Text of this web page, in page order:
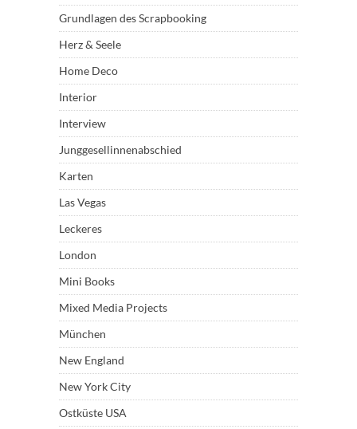
Grundlagen des Scrapbooking
Herz & Seele
Home Deco
Interior
Interview
Junggesellinnenabschied
Karten
Las Vegas
Leckeres
London
Mini Books
Mixed Media Projects
München
New England
New York City
Ostküste USA